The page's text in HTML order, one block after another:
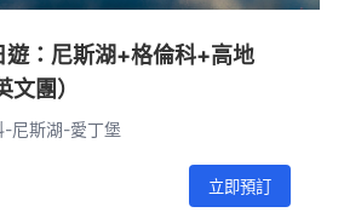
遊：尼斯湖+格倫科+高地
文團）
尼斯湖-愛丁堡
立即預訂